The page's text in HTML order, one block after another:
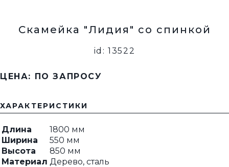
Скамейка "Лидия" со спинкой
id: 13522
ЦЕНА: ПО ЗАПРОСУ
ХАРАКТЕРИСТИКИ
Длина
1800 мм
Ширина
550 мм
Высота
850 мм
Материал Дерево, сталь